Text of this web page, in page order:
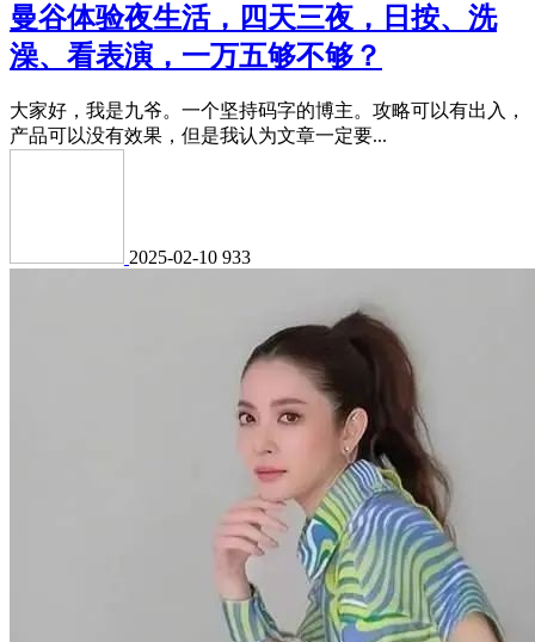
曼谷体验夜生活，四天三夜，日按、洗
澡、看表演，一万五够不够？
大家好，我是九爷。一个坚持码字的博主。攻略可以有出入，
产品可以没有效果，但是我认为文章一定要...
2025-02-10 933